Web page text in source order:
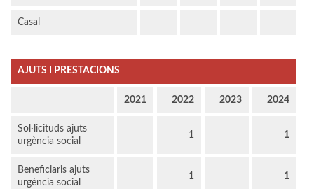
Casal
AJUTS I PRESTACIONS
2021 2022 2023 2024
Sol·licituds ajuts
urgència social
1 1
Beneficiaris ajuts
urgència social
1 1